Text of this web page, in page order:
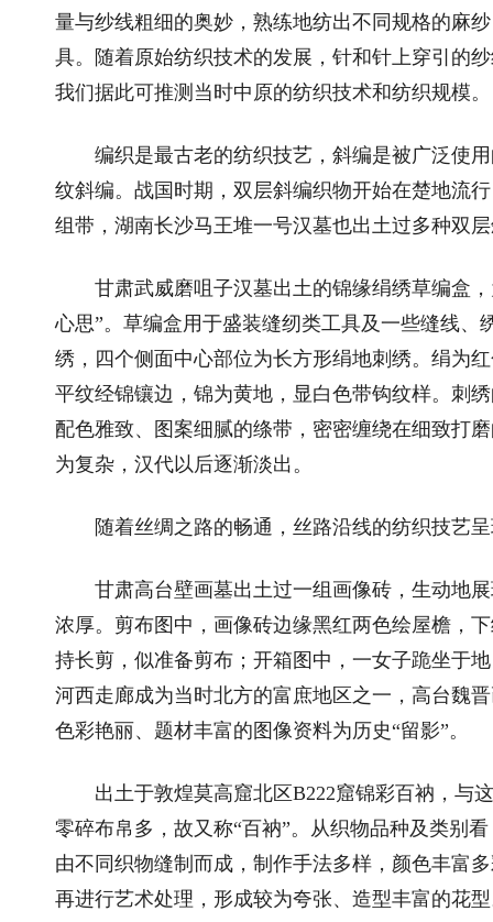
量与纱线粗细的奥妙，熟练地纺出不同规格的麻
具。随着原始纺织技术的发展，针和针上穿引的
我们据此可推测当时中原的纺织技术和纺织规模。
编织是最古老的纺织技艺，斜编是被广泛使用
纹斜编。战国时期，双层斜编织物开始在楚地流
组带，湖南长沙马王堆一号汉墓也出土过多种双
甘肃武威磨咀子汉墓出土的锦缘绢绣草编盒，
心思”。草编盒用于盛装缝纫类工具及一些缝线
绣，四个侧面中心部位为长方形绢地刺绣。绢为
平纹经锦镶边，锦为黄地，显白色带钩纹样。刺
配色雅致、图案细腻的绦带，密密缠绕在细致打
为复杂，汉代以后逐渐淡出。
随着丝绸之路的畅通，丝路沿线的纺织技艺呈
甘肃高台壁画墓出土过一组画像砖，生动地展
浓厚。剪布图中，画像砖边缘黑红两色绘屋檐，
持长剪，似准备剪布；开箱图中，一女子跪坐于
河西走廊成为当时北方的富庶地区之一，高台魏
色彩艳丽、题材丰富的图像资料为历史“留影”。
出土于敦煌莫高窟北区B222窟锦彩百衲，与
零碎布帛多，故又称“百衲”。从织物品种及类别
由不同织物缝制而成，制作手法多样，颜色丰富
再进行艺术处理，形成较为夸张、造型丰富的花